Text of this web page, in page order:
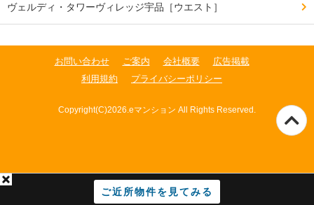
ご近所物件を見てみる
ヴェルディ・タワーヴィレッジ宇品［ウエスト］
お問い合わせ ご案内 会社概要
広告掲載
利用規約
プライバシーポリシー
Copyright(C)2026.eマンション All Rights Reserved.